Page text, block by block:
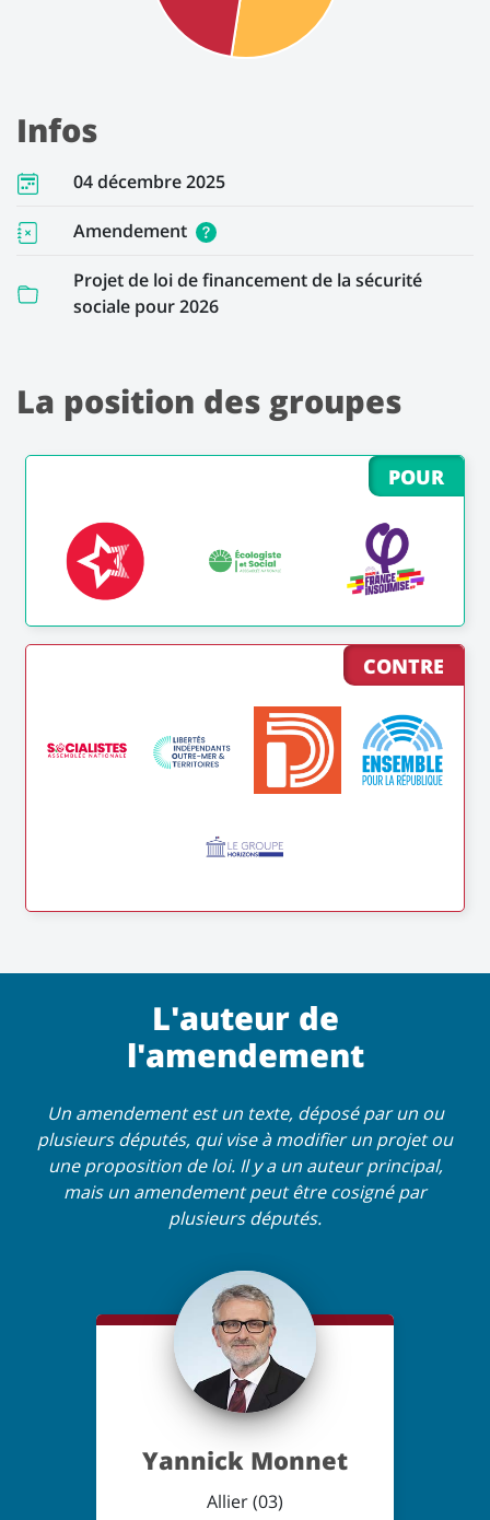
Infos
04 décembre 2025
Amendement
Projet de loi de financement de la sécurité
sociale pour 2026
La position des groupes
POUR
CONTRE
L'auteur de
l'amendement
Un amendement est un texte, déposé par un ou
plusieurs députés, qui vise à modifier un projet ou
une proposition de loi. Il y a un auteur principal,
mais un amendement peut être cosigné par
plusieurs députés.
Yannick Monnet
Allier (03)